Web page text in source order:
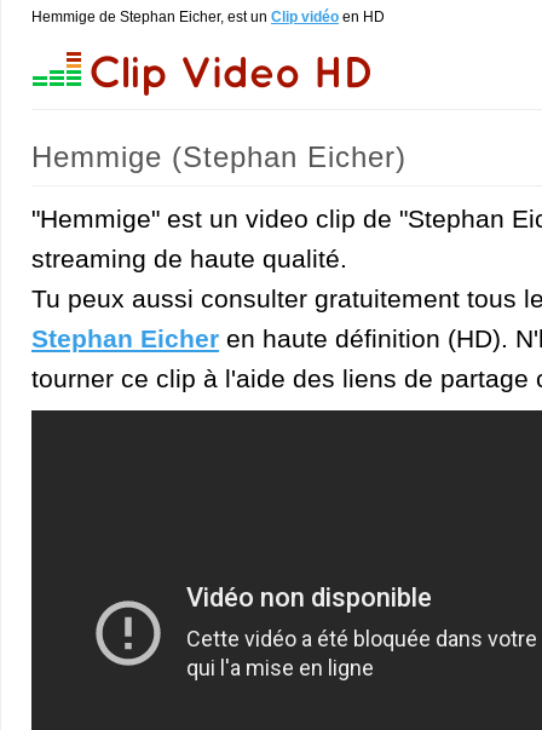
Hemmige de Stephan Eicher, est un Clip vidéo en HD
Hemmige (Stephan Eicher)
"Hemmige" est un video clip de "Stephan
streaming de haute qualité.
Tu peux aussi consulter gratuitement tous
Stephan Eicher en haute définition (HD).
tourner ce clip à l'aide des liens de partage